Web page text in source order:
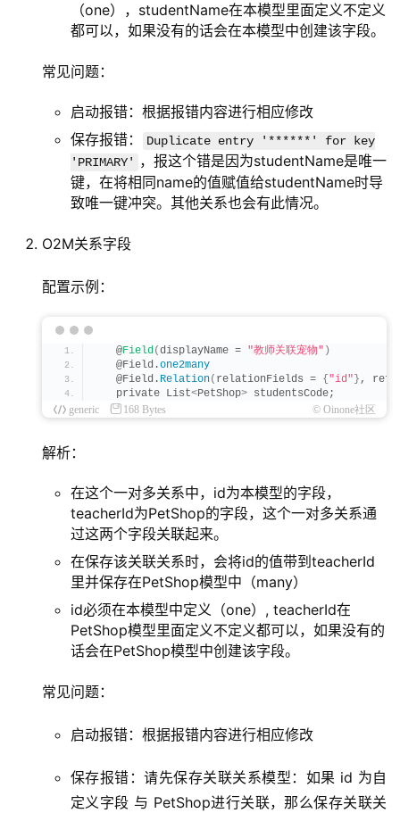
（one），studentName在本模型里面定义不定义
都可以，如果没有的话会在本模型中创建该字段。
常见问题：
启动报错：根据报错内容进行相应修改
保存报错：
Duplicate entry '******' for key
'PRIMARY'
，报这个错是因为studentName是唯一
键，在将相同name的值赋值给studentName时导
致唯一键冲突。其他关系也会有此情况。
O2M关系字段
配置示例：
   @
Field(displayName = "教师关联宠物" )
   @Field.
one2many
   @Field.
Relation( relationFields = { "id" } ,
   private List
<PetShop> studentsCode;
generic
168 Bytes © Oinone社区
解析：
在这个一对多关系中，id为本模型的字段，
teacherId为PetShop的字段，这个一对多关系通
过这两个字段关联起来。
在保存该关联关系时，会将id的值带到teacherId
里并保存在PetShop模型中（many）
id必须在本模型中定义（one）, teacherId在
PetShop模型里面定义不定义都可以，如果没有的
话会在PetShop模型中创建该字段。
常见问题：
启动报错：根据报错内容进行相应修改
保存报错：请先保存关联关系模型：如果 id 为自
定义字段 与 PetShop进行关联，那么保存关联关